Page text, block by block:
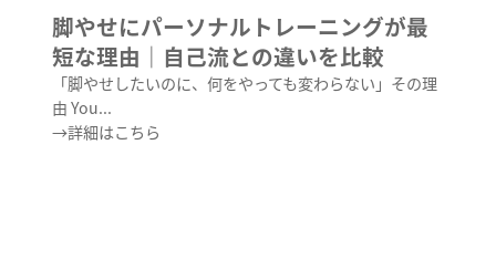
脚やせにパーソナルトレーニングが最
短な理由｜自己流との違いを比較
「脚やせしたいのに、何をやっても変わらない」その理
由 You...
→詳細はこちら